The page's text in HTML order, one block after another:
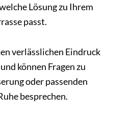
Lösung zu Ihrem
passt.
verlässlichen Eindruck
können Fragen zu
oder passenden
besprechen.